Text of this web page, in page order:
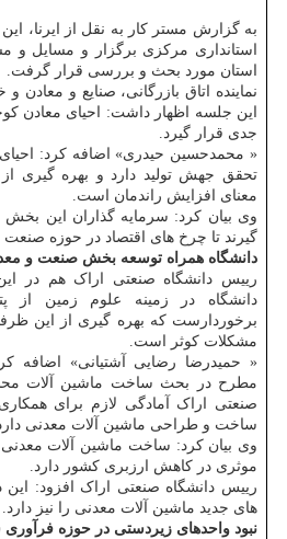
به گزارش مستر کار به نقل از ایرنا،
استانداری مرکزی برگزار و مسایل
استان مورد بحث و بررسی قرار گرفت.
نماینده اتاق بازرگانی، صنایع و معادن
این جلسه اظهار داشت: احیای معادن
جدی قرار گیرد.
« محمدحسین حیدری» اضافه کرد:
تحقق جهش تولید دارد و بهره گیری
معنای افزایش راندمان است.
وی بیان کرد: سرمایه گذاران این بخش
گیرند تا چرخ های اقتصاد در حوزه
دانشگاه همراه توسعه بخش صنعت و
رییس دانشگاه صنعتی اراک هم در
دانشگاه در زمینه علوم زمین از
برخوردارست که بهره گیری از این
مشکلات کوثر است.
مطرح در بحث ساخت ماشین آلات
صنعتی اراک آمادگی لازم برای
ساخت و طراحی ماشین آلات معدنی
وی بیان کرد: ساخت ماشین آلات
موثری در کاهش ارزبری کشور دارد.
رییس دانشگاه صنعتی اراک افزود: این
های جدید ماشین آلات معدنی را نیز دارد.
نبود واحدهای زیردستی در حوزه